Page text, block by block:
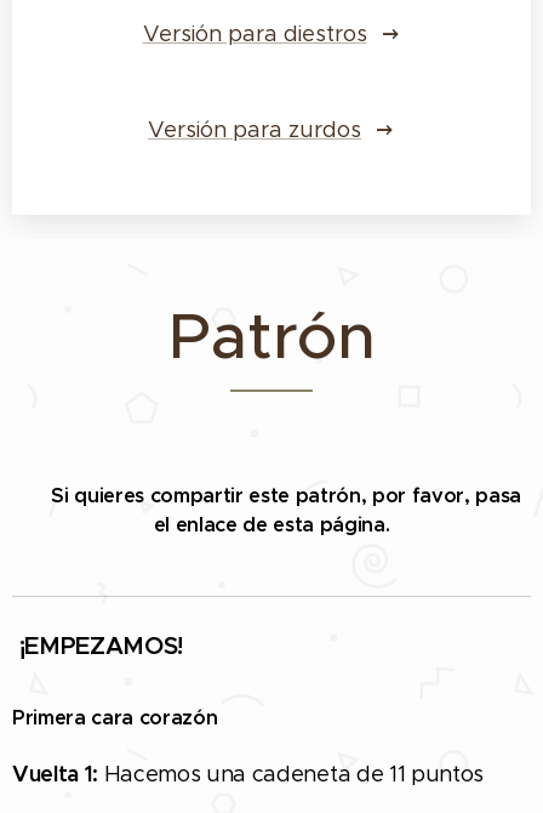
Versión para diestros
Versión para zurdos
Patrón
Si quieres compartir este patrón, por favor, pasa
el enlace de esta página.
¡EMPEZAMOS!
Primera cara corazón
Vuelta 1: Hacemos una cadeneta de 11 puntos